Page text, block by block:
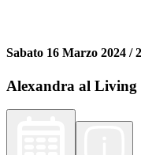
Sabato 16 Marzo 2024 /
Alexandra al Living